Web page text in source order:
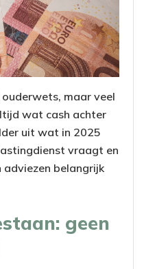
maar veel
wat cash achter
uit wat in 2025
vraagt en
adviezen belangrijk
geen